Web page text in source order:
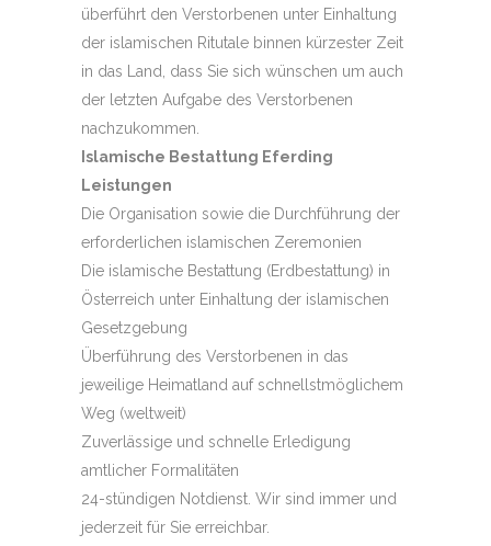
überführt den Verstorbenen unter Einhaltung
der islamischen Ritutale binnen kürzester Zeit
in das Land, dass Sie sich wünschen um auch
der letzten Aufgabe des Verstorbenen
nachzukommen.
Islamische Bestattung Eferding
Leistungen
Die Organisation sowie die Durchführung der
erforderlichen islamischen Zeremonien
Die islamische Bestattung (Erdbestattung) in
Österreich unter Einhaltung der islamischen
Gesetzgebung
Überführung des Verstorbenen in das
jeweilige Heimatland auf schnellstmöglichem
Weg (weltweit)
Zuverlässige und schnelle Erledigung
amtlicher Formalitäten
24-stündigen Notdienst. Wir sind immer und
jederzeit für Sie erreichbar.